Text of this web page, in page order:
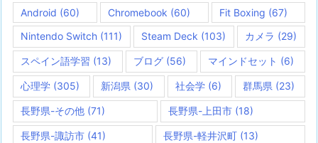
Android (60) Chromebook (60) Fit Boxing (67)
Nintendo Switch (111) Steam Deck (103) カメラ (29)
スペイン語学習 (13) ブログ (56) マインドセット (6)
心理学 (305) 新潟県 (30) 社会学(6) 群馬県 (23)
長野県-その他 (71) 長野県-上田市(18)
長野県-諏訪市 (41) 長野県-軽井沢町 (13)